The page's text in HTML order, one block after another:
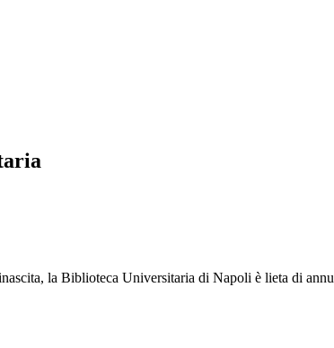
la Biblioteca Universitaria di Napoli è lieta di